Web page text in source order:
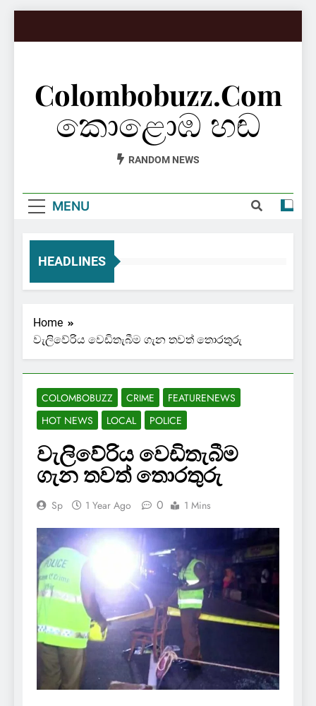
Colombobuzz.com
කොළොඹ හඬ
RANDOM NEWS
MENU
HEADLINES
Home
වැලිවේරිය වෙඩිතැබීම ගැන තවත් තොරතුරු
COLOMBOBUZZ CRIME
FEATURENEWS
HOT NEWS
LOCAL POLICE
වැලිවේරිය වෙඩිතැබීම
ගැන තවත් තොරතුරු
Sp 1 Year Ago 0 1 Mins